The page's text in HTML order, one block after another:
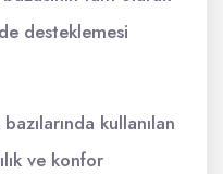
desteklemesi
kullanılan
ve konfor